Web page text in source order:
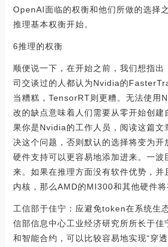
OpenAI面临的权衡和他们所做的选择
推理基本权衡开始。
6推理的权衡
顺便说一下，在开始之前，我们想指
司交谈过的人都认为Nvidia的
当糟糕，TensorRT则更糟。无法使用
改的缺点意味着人们需要从零开始创建
果你是Nvidia的工作人员，阅读这篇文
决这个问题，否则默认的选择将变为开
硬件支持可以更容易地添加进来。一波
来。如果在推理方面没有软件优势，并
内核，那么AMD的MI300和其他硬件将
工信部于佳宁：应避免token在系统生
信部信息中心工业经济研究所所长于佳
和智能合约，可以比较容易地实现“穿